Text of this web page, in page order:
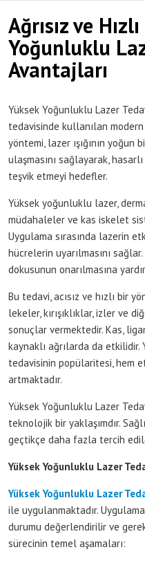
Ağrısız ve
Yoğunluklu
Avantajları
Yüksek Yoğunluklu Lazer
tedavisinde kullanılan
yöntemi, lazer ışığının
ulaşmasını sağlayarak,
teşvik etmeyi hedefler.
Yüksek yoğunluklu lazer,
müdahaleler ve kas iskelet
Uygulama sırasında lazerin
hücrelerin uyarılmasını sağlar.
dokusunun onarılmasına
Bu tedavi, acısız ve hızlı bir
lekeler, kırışıklıklar, izler ve
sonuçlar vermektedir. Kas,
kaynaklı ağrılarda da
tedavisinin popülaritesi, hem
artmaktadır.
Yüksek Yoğunluklu Lazer
teknolojik bir yaklaşımdır.
geçtikçe daha fazla tercih
Yüksek Yoğunluklu Lazer
Yüksek Yoğunluklu Lazer
ile uygulanmaktadır.
durumu değerlendirilir ve
sürecinin temel aşamaları: